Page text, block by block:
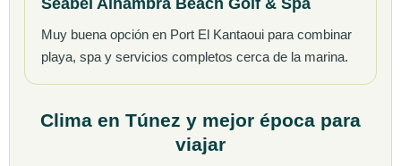
Muy buena opción en Port El Kantaoui para combinar
playa, spa y servicios completos cerca de la marina.
Clima en Túnez y mejor época para
viajar